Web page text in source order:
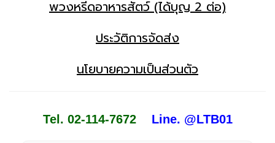
พวงหรีดอาหารสัตว์ (ได้บุญ 2 ต่อ)
ประวัติการจัดส่ง
นโยบายความเป็นส่วนตัว
Tel. 02-114-7672 Line. @LTB01